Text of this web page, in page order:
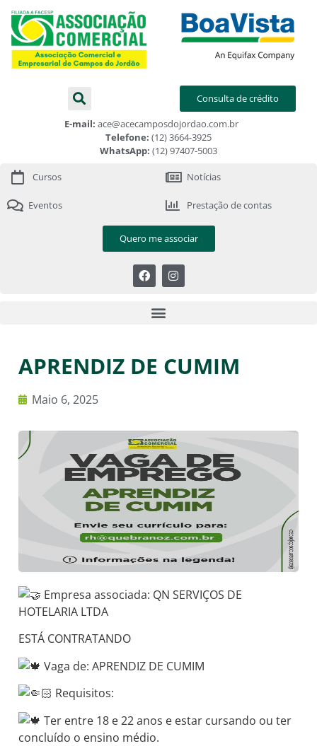
Consulta de crédito
E-mail: ace@acecamposdojordao.com.br
Telefone: (12) 3664-3925
WhatsApp: (12) 97407-5003
Cursos Notícias
Eventos Prestação de contas
Quero me associar
APRENDIZ DE CUMIM
Maio 6, 2025
Empresa associada: QN SERVIÇOS DE
HOTELARIA LTDA
ESTÁ CONTRATANDO
Vaga de: APRENDIZ DE CUMIM
Requisitos:
Ter entre 18 e 22 anos e estar cursando ou ter
concluído o ensino médio.